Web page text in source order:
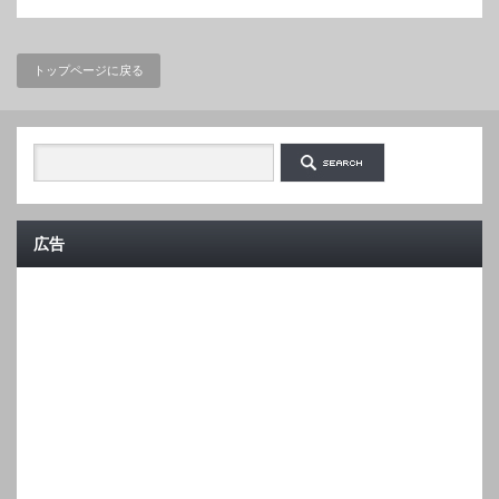
トップページに戻る
広告